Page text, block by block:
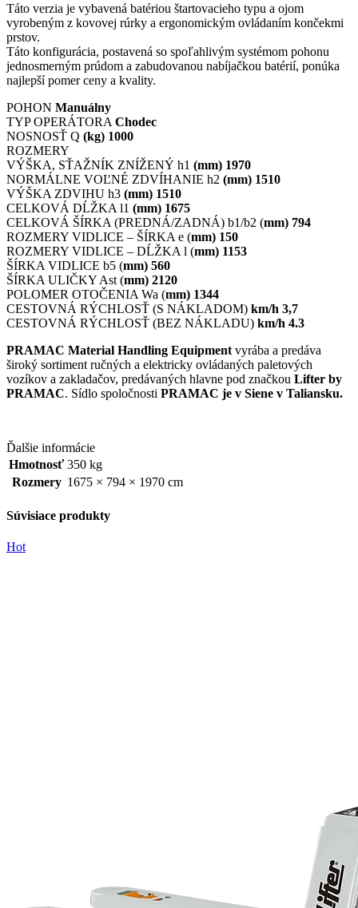
kg
1150x525
Táto verzia je vybavená batériou štartovacieho typu a ojom
vyrobeným z kovovej rúrky a ergonomickým ovládaním končekmi
prstov.
Táto konfigurácia, postavená so spoľahlivým systémom pohonu
jednosmerným prúdom a zabudovanou nabíjačkou batérií, ponúka
najlepší pomer ceny a kvality.
POHON Manuálny
TYP OPERÁTORA Chodec
NOSNOSŤ Q (kg) 1000
ROZMERY
VÝŠKA, SŤAŽNÍK ZNÍŽENÝ h1 (mm) 1970
NORMÁLNE VOĽNÉ ZDVÍHANIE h2 (mm) 1510
VÝŠKA ZDVIHU h3 (mm) 1510
CELKOVÁ DĹŽKA l1 (mm) 1675
CELKOVÁ ŠÍRKA (PREDNÁ/ZADNÁ) b1/b2 (mm) 794
ROZMERY VIDLICE – ŠÍRKA e (mm) 150
ROZMERY VIDLICE – DĹŽKA l (mm) 1153
ŠÍRKA VIDLICE b5 (mm) 560
ŠÍRKA ULIČKY Ast (mm) 2120
POLOMER OTOČENIA Wa (mm) 1344
CESTOVNÁ RÝCHLOSŤ (S NÁKLADOM) km/h 3,7
CESTOVNÁ RÝCHLOSŤ (BEZ NÁKLADU) km/h 4.3
PRAMAC Material Handling Equipment vyrába a predáva
široký sortiment ručných a elektricky ovládaných paletových
vozíkov a zakladačov, predávaných hlavne pod značkou Lifter by
PRAMAC. Sídlo spoločnosti PRAMAC je v Siene v Taliansku.
Ďalšie informácie
Hmotnosť 350 kg
Rozmery 1675 × 794 × 1970 cm
Súvisiace produkty
Hot